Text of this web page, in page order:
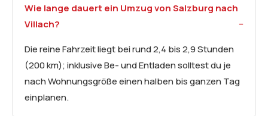
Wie lange dauert ein Umzug von Salzburg nach
Villach?
Die reine Fahrzeit liegt bei rund 2,4 bis 2,9 Stunden
(200 km); inklusive Be- und Entladen solltest du je
nach Wohnungsgröße einen halben bis ganzen Tag
einplanen.